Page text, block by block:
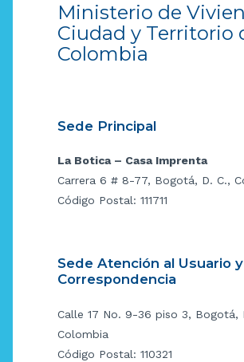
Ministerio de
Ciudad y Territorio
Colombia
Sede Principal
La Botica – Casa Imprenta
Carrera 6 # 8-77, Bogotá, D. C.,
Código Postal: 111711
Sede Atención al Usuario
Correspondencia
Calle 17 No. 9-36 piso 3, Bogotá,
Colombia
Código Postal: 110321